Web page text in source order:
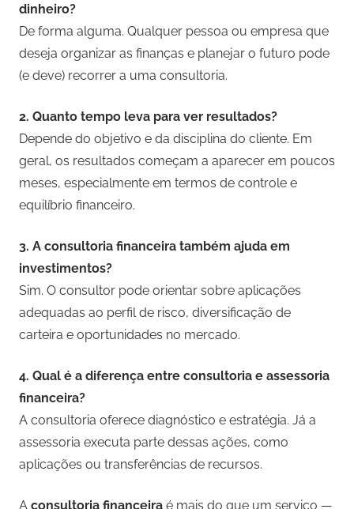
dinheiro?
De forma alguma. Qualquer pessoa ou empresa que
deseja organizar as finanças e planejar o futuro pode
(e deve) recorrer a uma consultoria.
2. Quanto tempo leva para ver resultados?
Depende do objetivo e da disciplina do cliente. Em
geral, os resultados começam a aparecer em poucos
meses, especialmente em termos de controle e
equilíbrio financeiro.
3. A consultoria financeira também ajuda em
investimentos?
Sim. O consultor pode orientar sobre aplicações
adequadas ao perfil de risco, diversificação de
carteira e oportunidades no mercado.
4. Qual é a diferença entre consultoria e assessoria
financeira?
A consultoria oferece diagnóstico e estratégia. Já a
assessoria executa parte dessas ações, como
aplicações ou transferências de recursos.
A consultoria financeira é mais do que um serviço —